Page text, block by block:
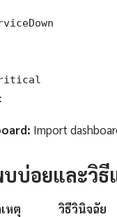
Import
บ่อยและวิธี
หตุ วิธีวินิจฉัย